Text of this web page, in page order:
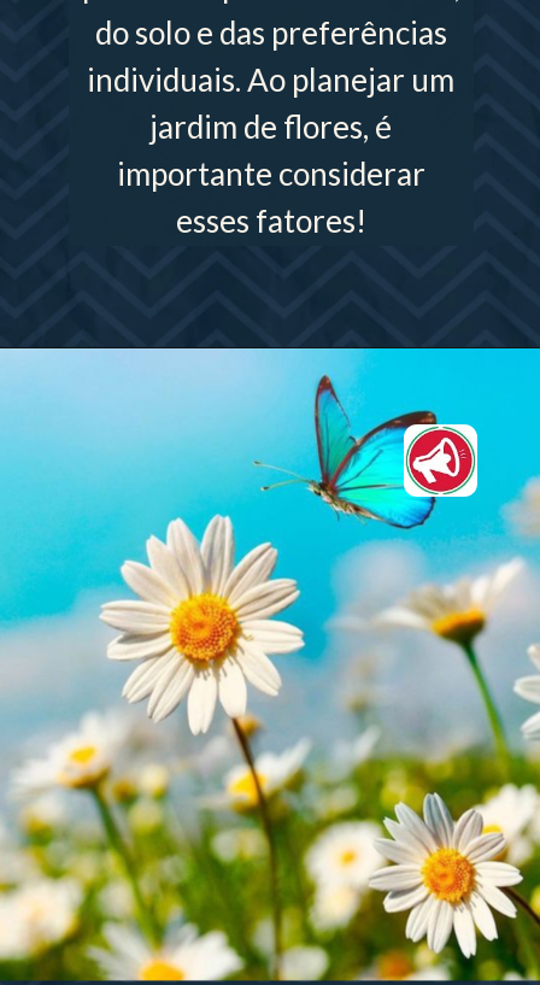
do solo e das preferências
individuais. Ao planejar um
jardim de flores, é
importante considerar
esses fatores!